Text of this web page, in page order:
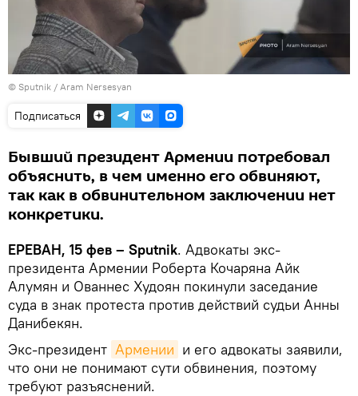
© Sputnik / Aram Nersesyan
Подписаться
Бывший президент Армении потребовал
объяснить, в чем именно его обвиняют,
так как в обвинительном заключении нет
конкретики.
ЕРЕВАН, 15 фев – Sputnik. Адвокаты экс-
президента Армении Роберта Кочаряна Айк
Алумян и Ованнес Худоян покинули заседание
суда в знак протеста против действий судьи Анны
Данибекян.
Экс-президент Армении и его адвокаты заявили,
что они не понимают сути обвинения, поэтому
требуют разъяснений.